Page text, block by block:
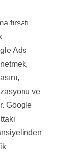
fırsatı
Ads
ve
Google